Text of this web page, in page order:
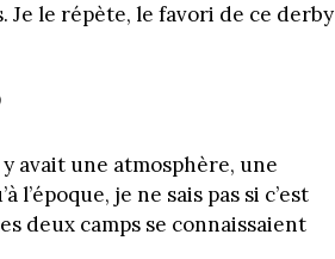
le répète, le favori de ce derby
y avait une atmosphère, une
je ne sais pas si c’est
deux camps se connaissaient